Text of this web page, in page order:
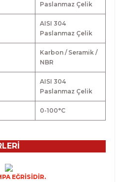
Paslanmaz Çelik
AISI 304
Paslanmaz Çelik
Karbon / Seramik /
NBR
AISI 304
Paslanmaz Çelik
0-100°C
EĞRİSİDİR.